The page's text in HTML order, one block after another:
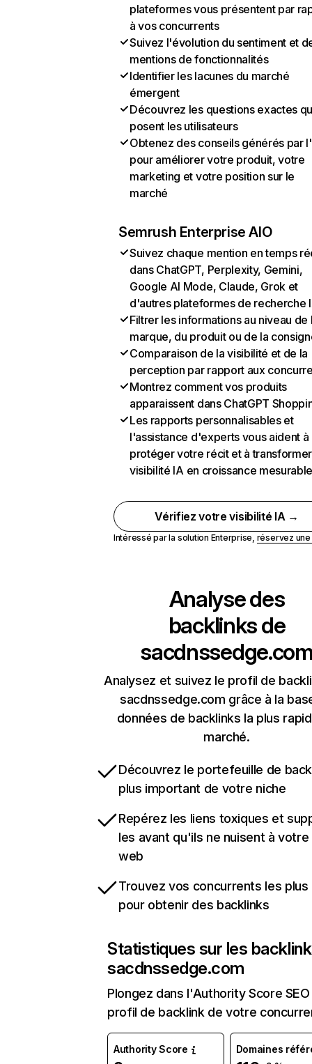
plateformes vous présentent par
à vos concurrents
Suivez l'évolution du sentiment et
mentions de fonctionnalités
Identifier les lacunes du marché
émergent
Découvrez les questions exactes
posent les utilisateurs
Obtenez des conseils générés par
pour améliorer votre produit, votre
marketing et votre position sur le
marché
Semrush Enterprise AIO
Suivez chaque mention en temps
dans ChatGPT, Perplexity, Gemini,
Google AI Mode, Claude, Grok et
d'autres plateformes de recherche
Filtrer les informations au niveau de
marque, du produit ou de la
Comparaison de la visibilité et de la
perception par rapport aux
Montrez comment vos produits
apparaissent dans ChatGPT
Les rapports personnalisables et
l'assistance d'experts vous aident à
protéger votre récit et à
visibilité IA en croissance
Vérifiez votre visibilité IA →
Intéressé par la solution Enterprise, réservez
Analyse des
backlinks de
Analysez et suivez le profil de
sacdnssedge.com grâce à la
données de backlinks la plus
marché.
Découvrez le portefeuille de
plus important de votre niche
Repérez les liens toxiques et
les avant qu'ils ne nuisent à
web
Trouvez vos concurrents les
pour obtenir des backlinks
Statistiques sur les
sacdnssedge.com
Plongez dans l'Authority Score
profil de backlink de votre
Authority Score Domaines